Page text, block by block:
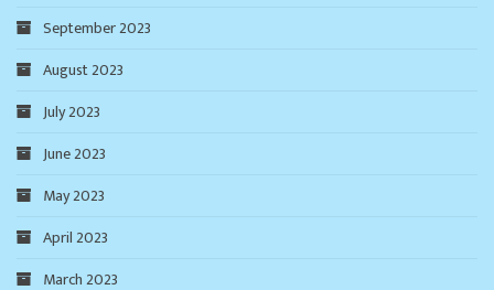
September 2023
August 2023
July 2023
June 2023
May 2023
April 2023
March 2023